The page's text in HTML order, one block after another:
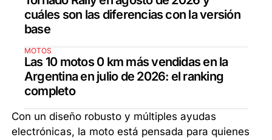
cuáles son las diferencias con la versión
base
MOTOS
Las 10 motos 0 km más vendidas en la
Argentina en julio de 2026: el ranking
completo
Con un diseño robusto y múltiples ayudas
electrónicas, la moto está pensada para quienes